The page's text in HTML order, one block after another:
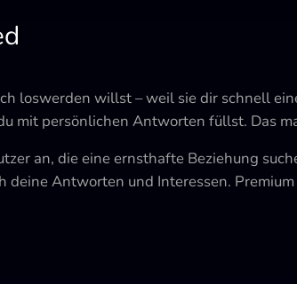
loswerden willst – weil sie dir schnell
mit persönlichen Antworten füllst. Das
an, die eine ernsthafte Beziehung
deine Antworten und Interessen.